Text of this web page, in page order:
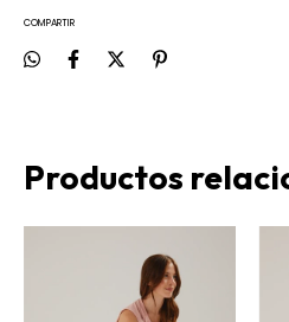
COMPARTIR
Productos